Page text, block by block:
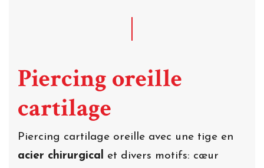
Piercing oreille
cartilage
Piercing cartilage oreille avec une tige en
acier chirurgical
et divers motifs: cœur